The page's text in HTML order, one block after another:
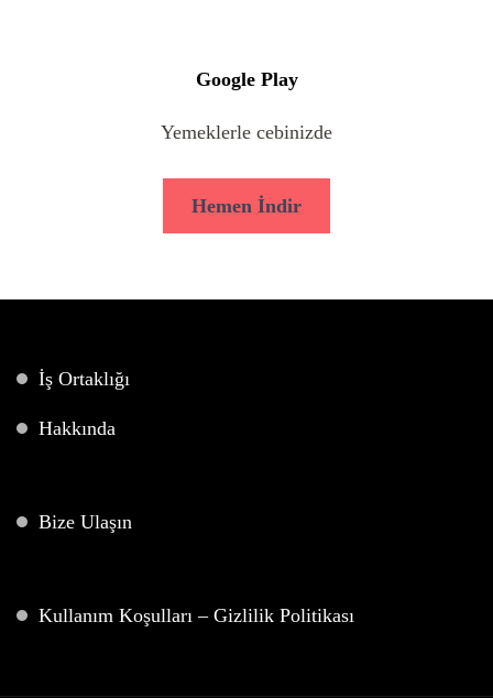
Google Play
Yemeklerle cebinizde
Hemen İndir
İş Ortaklığı
Hakkında
Bize Ulaşın
Kullanım Koşulları – Gizlilik Politikası